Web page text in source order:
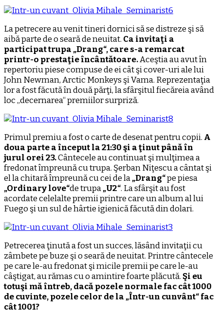
La petrecere au venit tineri dornici să se distreze şi să
aibă parte de o seară de neuitat. Ca invitaţi a
participat trupa „Drang“, care s-a remarcat
printr-o prestaţie încântătoare.Aceştia au avut în
repertoriu piese compuse de ei cât şi cover-uri ale lui
John Newman, Arctic Monkeys şi Vama. Reprezentaţia
lor a fost făcută în două părţi, la sfârşitul fiecăreia având
loc „decernarea“ premiilor surpriză.
Primul premiu a fost o carte de desenat pentru copii. A
doua parte a început la 21:30 şi a ţinut până în
jurul orei 23.Cântecele au continuat şi mulţimea a
fredonat împreună cu trupa. Şerban Niţescu a cântat şi
el la chitară împreună cu cei de la„Drang“pe piesa
„Ordinary love“de trupa„U2“. La sfârşit au fost
acordate celelalte premii printre care un album al lui
Fuego şi un sul de hârtie igienică făcută din dolari.
Petrecerea ţinută a fost un succes, lăsând invitaţii cu
zâmbete pe buze şi o seară de neuitat. Printre cântecele
pe care le-au fredonat şi micile premii pe care le-au
câştigat, au rămas cu o amintire foarte plăcută. Şi eu
totuşi mă întreb, dacă pozele normale fac cât 1000
de cuvinte, pozele celor de la „Într-un cunvânt“ fac
cât 1001?